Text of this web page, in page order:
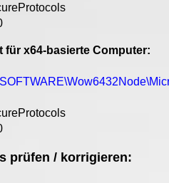
x64-basierte Computer:
prüfen / korrigieren: